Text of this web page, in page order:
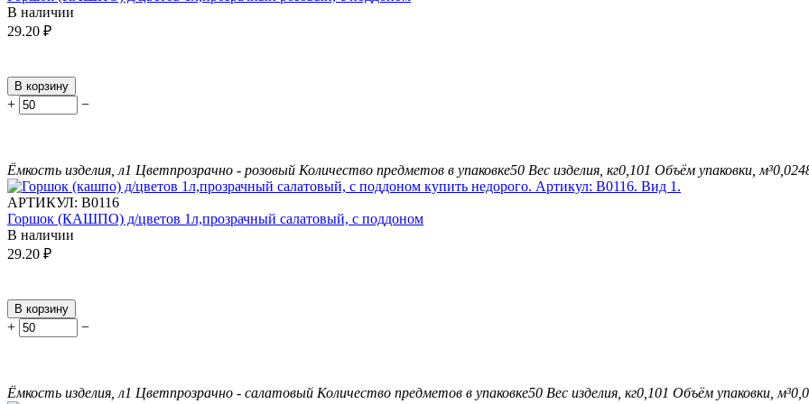
В наличии
29.20 ₽
В корзину
+ −
Ёмкость изделия, л1 Цветпрозрачно - розовый Количество предметов в упаковке50 Вес изделия, кг0,101 Объём упаковки, м³
АРТИКУЛ: В0116
Горшок (КАШПО) д/цветов 1л,прозрачный салатовый, с поддоном
В наличии
29.20 ₽
В корзину
+ −
Ёмкость изделия, л1 Цветпрозрачно - салатовый Количество предметов в упаковке50 Вес изделия, кг0,101 Объём упаковки, м³